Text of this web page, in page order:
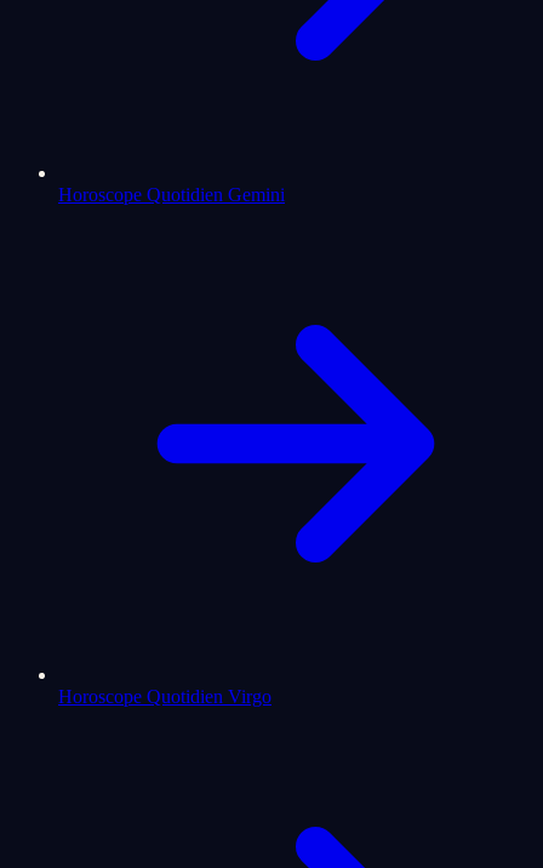
Horoscope Quotidien Gemini
Horoscope Quotidien Virgo